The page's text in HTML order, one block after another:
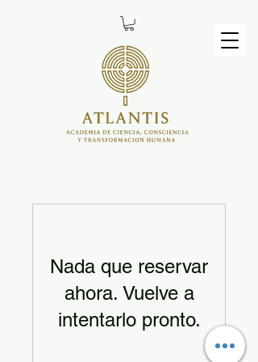
Nada que reservar
ahora. Vuelve a
intentarlo pronto.